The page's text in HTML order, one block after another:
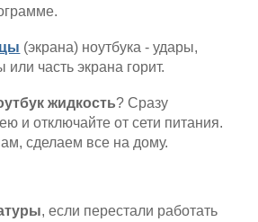
(экрана) ноутбука - удары,
часть экрана горит.
жидкость? Сразу
и отключайте от сети питания.
сделаем все на дому.
, если перестали работать